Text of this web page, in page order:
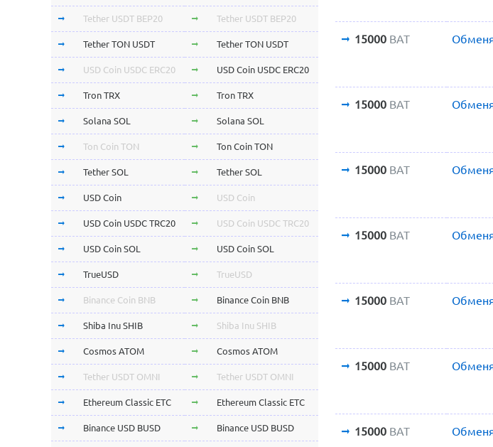
15000 BAT
15000 BAT
15000 BAT
15000 BAT
15000 BAT
15000 BAT
15000 BAT
Tether USDT BEP20 Tether USDT BEP20
Tether TON USDT Tether TON USDT
USD Coin USDC ERC20 USD Coin USDC ERC20
Tron TRX Tron TRX
Solana SOL Solana SOL
Ton Coin TON Ton Coin TON
Tether SOL Tether SOL
USD Coin USD Coin
USD Coin USDC TRC20 USD Coin USDC TRC20
USD Coin SOL USD Coin SOL
TrueUSD TrueUSD
Binance Coin BNB Binance Coin BNB
Shiba Inu SHIB Shiba Inu SHIB
Cosmos ATOM Cosmos ATOM
Tether USDT OMNI Tether USDT OMNI
Ethereum Classic ETC Ethereum Classic ETC
Binance USD BUSD Binance USD BUSD